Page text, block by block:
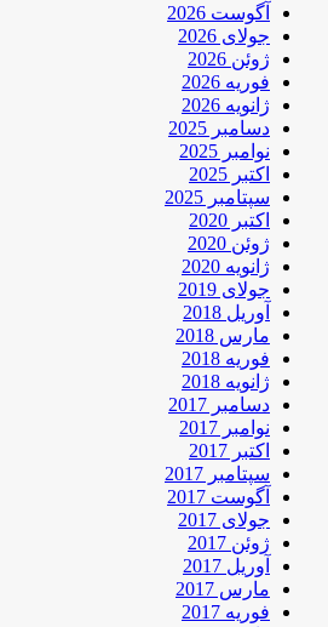
آگوست 2026
جولای 2026
ژوئن 2026
فوریه 2026
ژانویه 2026
دسامبر 2025
نوامبر 2025
اکتبر 2025
سپتامبر 2025
اکتبر 2020
ژوئن 2020
ژانویه 2020
جولای 2019
آوریل 2018
مارس 2018
فوریه 2018
ژانویه 2018
دسامبر 2017
نوامبر 2017
اکتبر 2017
سپتامبر 2017
آگوست 2017
جولای 2017
ژوئن 2017
آوریل 2017
مارس 2017
فوریه 2017